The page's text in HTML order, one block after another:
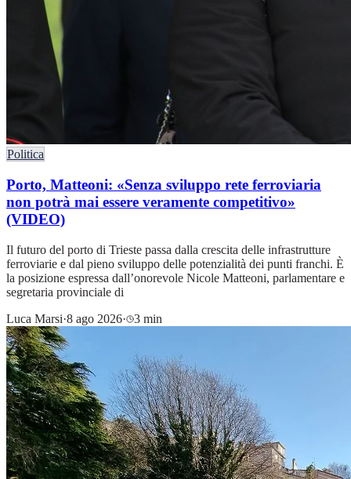
Politica
Porto, Matteoni: «Senza sviluppo rete ferroviaria
non potrà mai essere veramente competitivo»
(VIDEO)
Il futuro del porto di Trieste passa dalla crescita delle infrastrutture
ferroviarie e dal pieno sviluppo delle potenzialità dei punti franchi. È
la posizione espressa dall’onorevole Nicole Matteoni, parlamentare e
segretaria provinciale di
Luca Marsi·8 ago 2026· 3 min